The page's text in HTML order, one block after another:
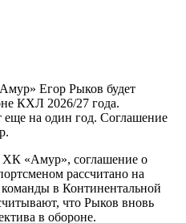
Егор Рыков будет
КХЛ 2026/27 года.
еще на один год. Соглашение
ХК «Амур», соглашение о
рассчитано на
в Континентальной
что Рыков вновь
в обороне.